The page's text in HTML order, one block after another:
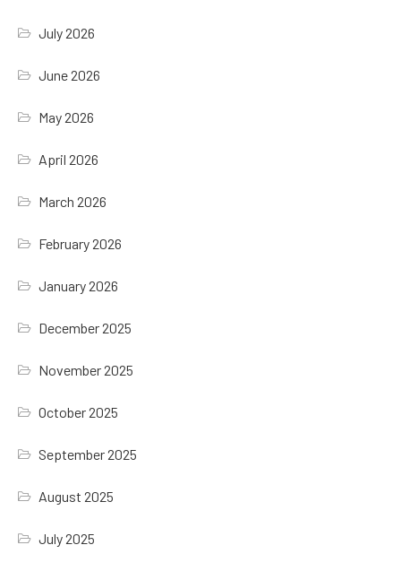
July 2026
June 2026
May 2026
April 2026
March 2026
February 2026
January 2026
December 2025
November 2025
October 2025
September 2025
August 2025
July 2025